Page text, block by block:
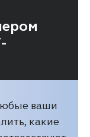
ваши
какие